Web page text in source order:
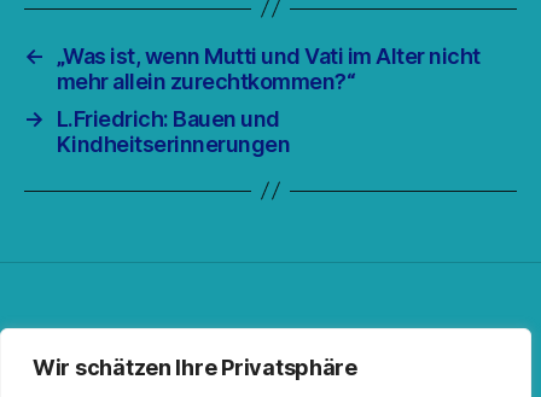
Wir schätzen Ihre Privatsphäre
←
„Was ist, wenn Mutti und Vati im Alter nicht
mehr allein zurechtkommen?“
→
L.Friedrich: Bauen und
Kindheitserinnerungen
Facebook
Spotify
RSS-FeedInstagram